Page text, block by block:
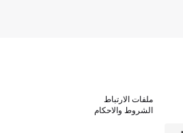
ملفات الارتباط
الشروط والاحكام